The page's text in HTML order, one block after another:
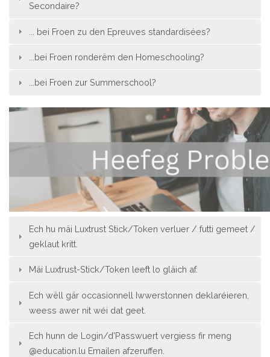
Secondaire?
... bei Froen zu den Epreuves standardisées?
...bei Froen ronderëm den Homeschooling?
...bei Froen zur Summerschool?
Ech hu mäi Luxtrust Stick/Token verluer / futti gemeet /
geklaut kritt.
Mäi Luxtrust-Stick/Token leeft lo gläich af.
Ech wëll gär occasionnell Iwwerstonnen deklaréieren,
weess awer nit wéi dat geet.
Ech hunn de Login/d'Passwuert vergiess fir meng
@education.lu Emailen afzeruffen.